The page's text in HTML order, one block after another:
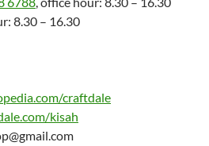
8.30 – 16.30
craftdale
kisah